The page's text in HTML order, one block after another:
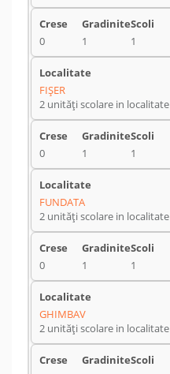
0 1 1
FIŞER
2 unități scolare in localitate
0 1 1
FUNDATA
2 unități scolare in localitate
0 1 1
GHIMBAV
2 unități scolare in localitate